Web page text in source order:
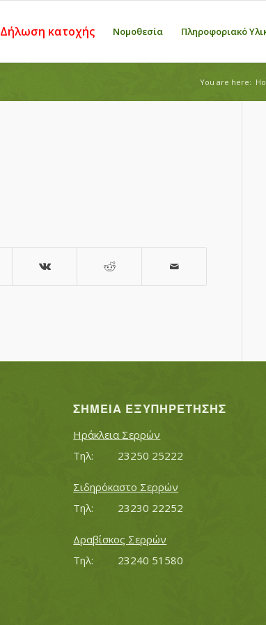
Δήλωση κατοχής Νομοθεσία Πληροφοριακό
You are here:
ΣΗΜΕΊΑ ΕΞΥΠΗΡΈΤΗΣΗΣ
Ηράκλεια Σερρών
Τηλ:		23250 25222
Σιδηρόκαστο Σερρών
Τηλ:		23230 22252
Δραβίσκος Σερρών
Τηλ:		23240 51580